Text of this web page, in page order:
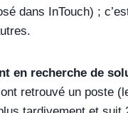
dans InTouch) ;
en recherche de
retrouvé un poste